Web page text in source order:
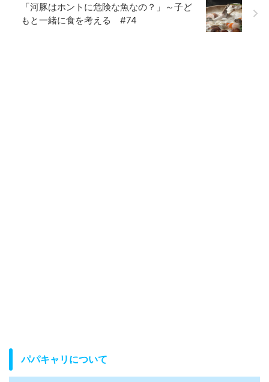
「河豚はホントに危険な魚なの？」～子ど
もと一緒に食を考える #74
パパキャリについて